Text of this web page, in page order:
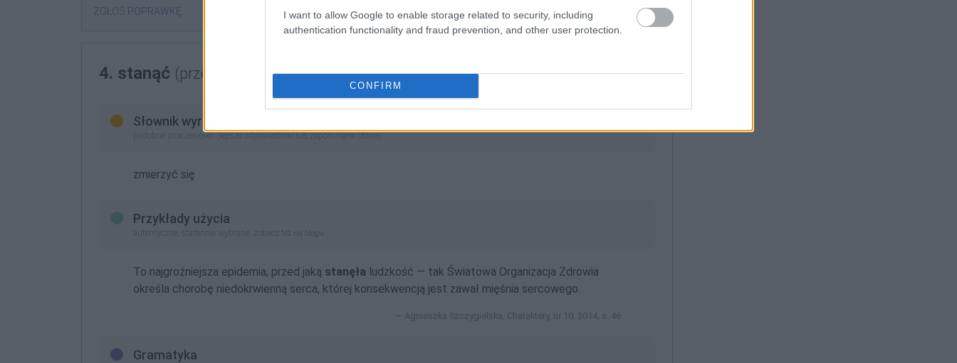
I want to allow Google to enable storage related to security, including
authentication functionality and fraud prevention, and other user protection.
CONFIRM
ZGŁOŚ POPRAWKĘ
4. stanąć (przed wyborem)
Słownik wyrazów bliskoznacznych
podobne znaczeniowo (lepsze odpowiedniki lub zapomniane słowa)
zmierzyć się
Przykłady użycia
autentyczne, starannie wybrane, zobacz też na blogu
To najgroźniejsza epidemia, przed jaką stanęła ludzkość — tak Światowa Organizacja Zdrowia
określa chorobę niedokrwienną serca, której konsekwencją jest zawał mięśnia sercowego.
Agnieszka Szczygielska, Charaktery, nr 10, 2014, s. 46
Gramatyka